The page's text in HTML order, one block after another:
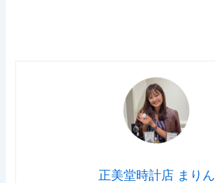
正美堂時計店 まりん